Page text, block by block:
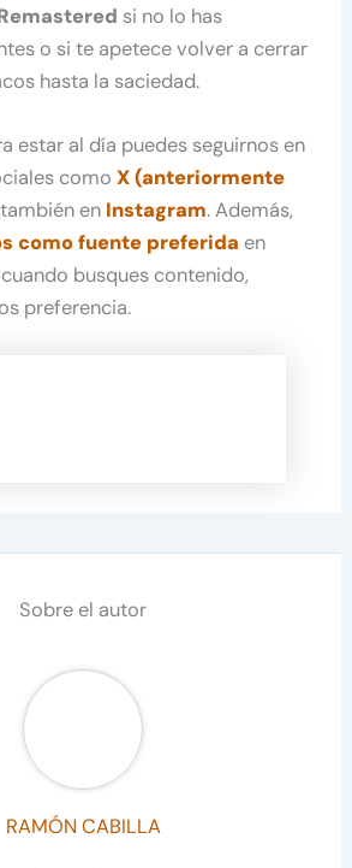
si no lo has
o si te apetece volver a cerrar
hasta la saciedad.
estar al día puedes seguirnos en
comoX (anteriormente
en Instagram. Además,
como fuente preferida en
busques contenido,
preferencia.
Sobre el autor
RAMÓN CABILLA